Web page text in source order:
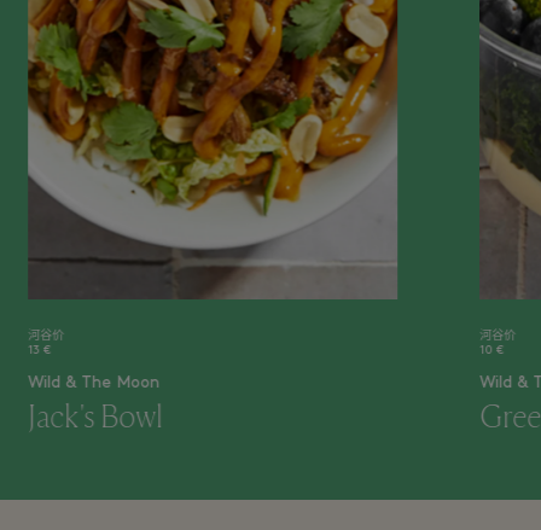
河谷价
13 €
Wild & The Moon
Jack's Bowl
河谷价
10 €
Wild &